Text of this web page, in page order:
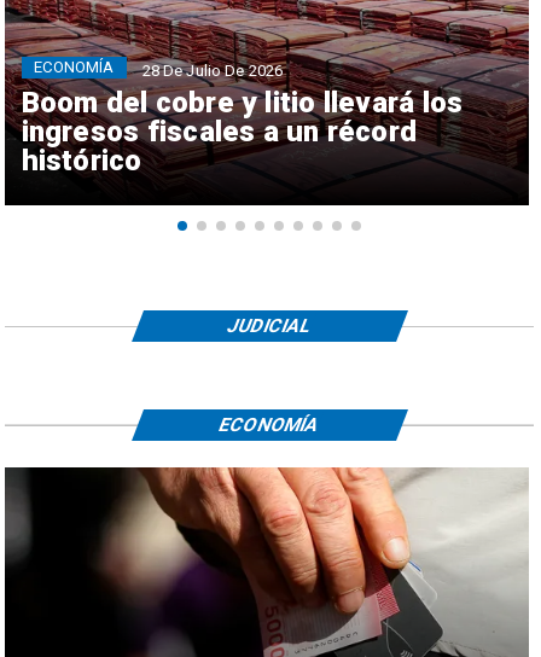
Boom del cobre y litio llevará los
ingresos fiscales a un récord
histórico
ECONOMÍA 28 De Julio De 2026
JUDICIAL
ECONOMÍA